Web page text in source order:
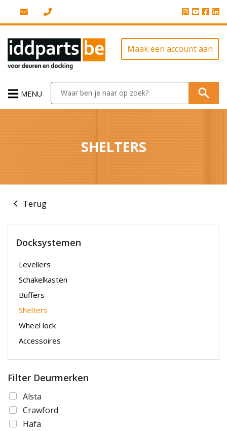
Maak een account aan
MENU
SHELTERS
Terug
Docksystemen
Levellers
Schakelkasten
Buffers
Shelters
Wheel lock
Accessoires
Filter Deurmerken
Alsta
Crawford
Hafa